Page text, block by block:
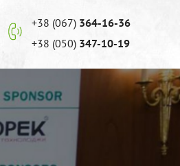
+38 (067) 364-16-36
+38 (050) 347-10-19